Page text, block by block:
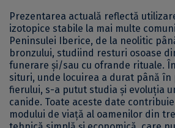
Prezentarea actuală reflectă
izotopice stabile la mai multe
Peninsulei Iberice, de la neolitic
bronzului, studiind resturi osoase
funerare și/sau cu ofrande rituale.
situri, unde locuirea a durat până în
fierului, s-a putut studia și evoluția
canide. Toate aceste date
modului de viață al oamenilor din